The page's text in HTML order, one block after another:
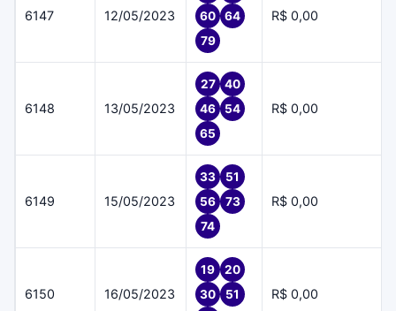
6147 12/05/2023
60
64
79
R$ 0,00
6148 13/05/2023
27
40
46
54
65
R$ 0,00
6149 15/05/2023
33
51
56
73
74
R$ 0,00
6150 16/05/2023
19
20
30
51
R$ 0,00